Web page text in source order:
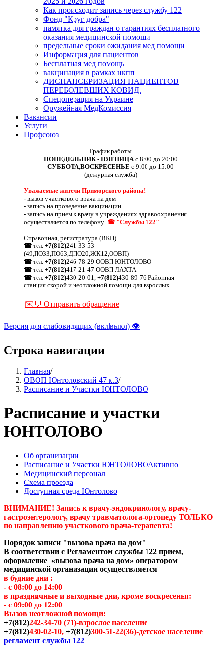
Как происходит запись через службу 122
Фонд "Круг добра"
памятка для граждан о гарантиях бесплатного
оказания медицинской помощи
предельные сроки ожидания мед помощи
Информация для пациентов
Бесплатная мед помощь
вакцинация в рамках нкпп
ДИСПАНСЕРИЗАЦИЯ ПАЦИЕНТОВ
ПЕРЕБОЛЕВШИХ КОВИД.
Спецоперация на Украине
Оружейная МедКомиссия
Вакансии
Услуги
Профсоюз
График работы
ПОНЕДЕЛЬНИК - ПЯТНИЦА с 8:00 до 20:00
СУББОТА,ВОСКРЕСЕНЬЕ с 9:00 до 15:00
(дежурная служба)
Уважаемые жители Приморского района!
- вызов участкового врача на дом
- запись на проведение вакцинации
- запись на прием к врачу в учреждениях здравоохранения
осуществляется по телефону ☎ "Службы 122"
Справочная, регистратура (ВКЦ)
☎ тел. +7(812)241-33-53
(49,ПО33,ПО63,ДПО20,ЖК12,ООВП)
☎ тел. +7(812)246-78-29 ООВП ЮНТОЛОВО
☎ тел. +7(812)417-21-47 ООВП ЛАХТА
☎ тел. +7(812)430-20-01, +7(812)430-89-76 Районная
станция скорой и неотложной помощи для взрослых
✉️💬 Отправить обращение
Версия для слабовидящих (вкл|выкл) 👁
Строка навигации
Главная/
ОВОП Юнтоловский 47 к.3/
Расписание и Участки ЮНТОЛОВО
Расписание и участки
ЮНТОЛОВО
Об организации
Расписание и Участки ЮНТОЛОВОАктивно
Медицинский персонал
Схема проезда
Доступная среда Юнтолово
ВНИМАНИЕ! Запись к врачу-эндокринологу, врачу-
гастроэнтерологу, врачу травматолога-ортопеду ТОЛЬКО
по направлению участкового врача-терапевта!
Порядок записи "вызова врача на дом"
В соответствии с Регламентом службы 122 прием,
оформление «вызова врача на дом» оператором
медицинской организации осуществляется
в будние дни :
- с 08:00 до 14:00
в праздничные и выходные дни, кроме воскресенья:
- с 09:00 до 12:00
Вызов неотложной помощи:
+7(812)242-34-70 (71)-взрослое население
+7(812)430-02-10, +7(812)300-51-22(36)-детское население
регламент службы 122